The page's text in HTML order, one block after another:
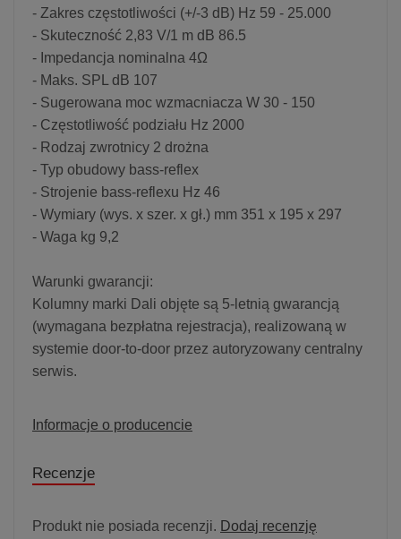
- Zakres częstotliwości (+/-3 dB) Hz 59 - 25.000
- Skuteczność 2,83 V/1 m dB 86.5
- Impedancja nominalna 4Ω
- Maks. SPL dB 107
- Sugerowana moc wzmacniacza W 30 - 150
- Częstotliwość podziału Hz 2000
- Rodzaj zwrotnicy 2 drożna
- Typ obudowy bass-reflex
- Strojenie bass-reflexu Hz 46
- Wymiary (wys. x szer. x gł.) mm 351 x 195 x 297
- Waga kg 9,2
Warunki gwarancji:
Kolumny marki Dali objęte są 5-letnią gwarancją
(wymagana bezpłatna rejestracja), realizowaną w
systemie door-to-door przez autoryzowany centralny
serwis.
Informacje o producencie
Recenzje
Produkt nie posiada recenzji. Dodaj recenzję